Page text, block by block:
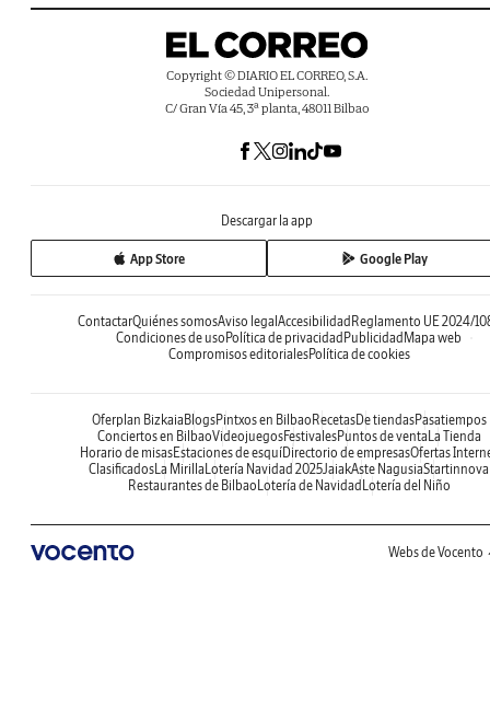
Copyright © DIARIO EL CORREO, S.A.
Sociedad Unipersonal.
C/ Gran Vía 45, 3ª planta, 48011 Bilbao
Descargar la app
App Store Google Play
ContactarQuiénes somosAviso legal Accesibilidad Reglamento UE 2024/
Condiciones de uso Política de privacidad Publicidad Mapa web
Compromisos editorialesPolítica de cookies
Oferplan Bizkaia BlogsPintxos en Bilbao RecetasDe tiendasPasatiempos
Conciertos en BilbaoVideojuegosFestivalesPuntos de venta La Tienda
Horario de misasEstaciones de esquíDirectorio de empresasOfertas
ClasificadosLa Mirilla Lotería Navidad 2025JaiakAste NagusiaStartinnova
Restaurantes de Bilbao Lotería de Navidad Lotería del Niño
Webs de Vocento